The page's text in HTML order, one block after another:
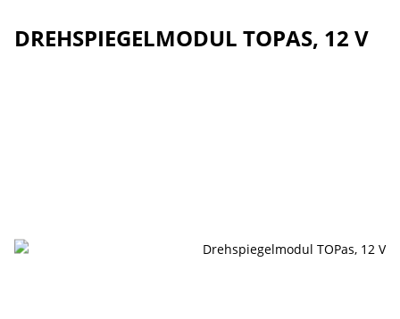
DREHSPIEGELMODUL TOPAS, 12 V